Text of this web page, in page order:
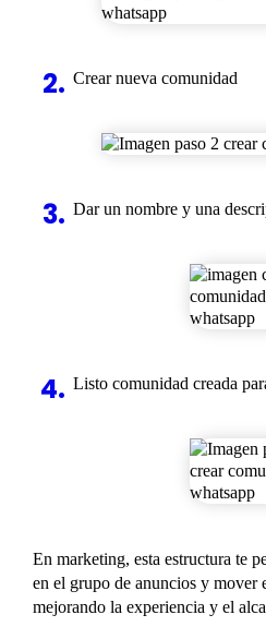
Crear nueva comunidad
Dar un nombre y una
Listo comunidad creada
En marketing, esta estructura te
en el grupo de anuncios y mover
mejorando la experiencia y el